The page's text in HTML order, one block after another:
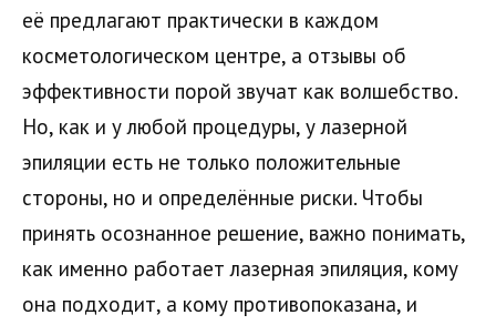
её предлагают практически в каждом
косметологическом центре, а отзывы об
эффективности порой звучат как волшебство.
Но, как и у любой процедуры, у лазерной
эпиляции есть не только положительные
стороны, но и определённые риски. Чтобы
принять осознанное решение, важно понимать,
как именно работает лазерная эпиляция, кому
она подходит, а кому противопоказана, и